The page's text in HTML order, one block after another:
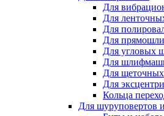
Для
Для
Для
Для
Для угловых
Для
Для щеточных
Для
Кольца
Для шуруповертов